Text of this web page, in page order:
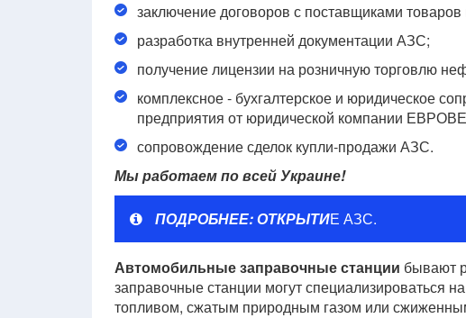
заключение договоров с поставщиками товаров
разработка внутренней документации АЗС;
получение лицензии на розничную торговлю
комплексное - бухгалтерское и юридическое
предприятия от юридической компании
сопровождение сделок купли-продажи АЗС.
Мы работаем по всей Украине!
ПОДРОБНЕЕ: ОТКРЫТИЕ АЗС.
Автомобильные заправочные станции бывают
заправочные станции могут специализироваться
топливом, сжатым природным газом или